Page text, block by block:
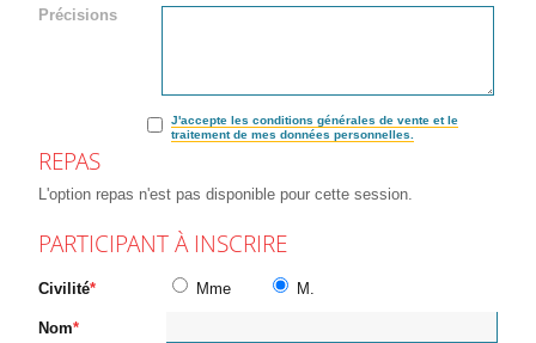
Précisions
J'accepte les conditions générales de vente et le
traitement de mes données personnelles.
REPAS
L'option repas n'est pas disponible pour cette session.
PARTICIPANT À INSCRIRE
Civilité Mme M.
Nom